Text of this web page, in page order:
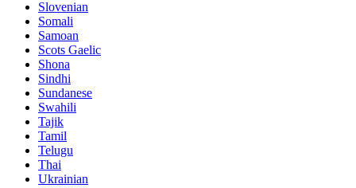
Slovenian
Somali
Samoan
Scots Gaelic
Shona
Sindhi
Sundanese
Swahili
Tajik
Tamil
Telugu
Thai
Ukrainian